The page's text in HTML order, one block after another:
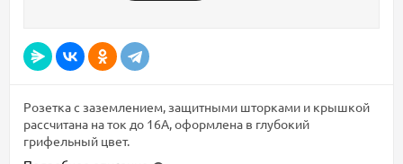
Розетка с заземлением, защитными шторками и крышкой
рассчитана на ток до 16А, оформлена в глубокий
грифельный цвет.